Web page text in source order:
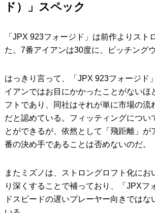
ド）」スペック
「JPX 923フォージド」は前作よりスト
た。7番アイアンは30度に、ピッチング
はっきり言って、「JPX 923フォージド
イアンではお目にかかったことがないほ
フトであり、同社はそれが単に市場の流
だと認めている。フィッティングについ
とができるが、依然として「飛距離」が
番の決め手であることは否めないのだ。
またミズノは、ストロングロフト化にお
り深くすることで補っており、「JPXフ
ドスピードの遅いプレーヤー向きではな